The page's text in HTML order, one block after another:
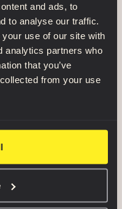
and ads, to
to analyse our traffic.
use of our site with
analytics partners who
that you’ve
from your use
que el torso
de la
agregado el tracto
modelos 3D